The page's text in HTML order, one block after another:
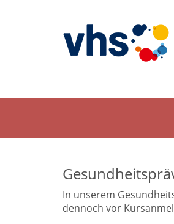
In unserem
dennoch vor